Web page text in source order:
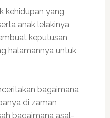
kehidupan yang
anak lelakinya,
keputusan
halamannya untuk
bagaimana
di zaman
bagaimana asal-